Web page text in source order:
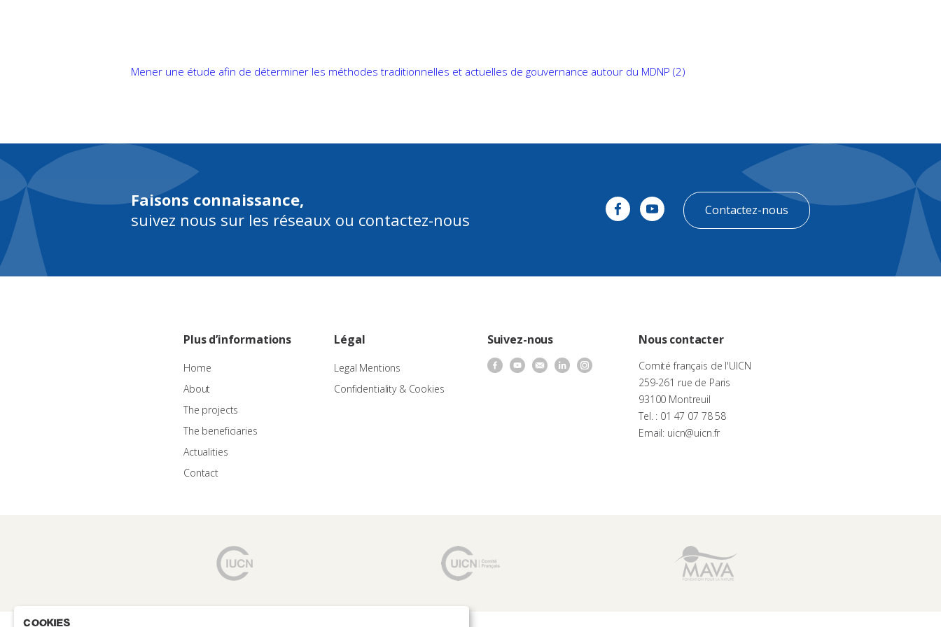
Cookies
Mener une étude afin de déterminer les méthodes traditionnelles et actuelles de gouvernance autour du MDNP (2)
Faisons connaissance,
suivez nous sur les réseaux ou contactez-nous
Contactez-nous
Plus d’informations
Home
About
The projects
The beneficiaries
Actualities
Contact
Légal
Legal Mentions
Confidentiality & Cookies
Suivez-nous Nous contacter
Comité français de l'UICN
259-261 rue de Paris
93100 Montreuil
Tel. : 01 47 07 78 58
Email: uicn@uicn.fr